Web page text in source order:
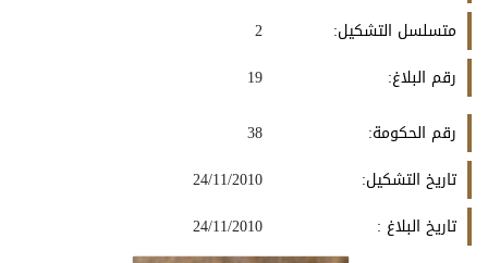
متسلسل التشكيل:
2
رقم البلاغ:
19
رقم الحكومة:
38
تاريخ التشكيل:
24/11/2010
تاريخ البلاغ :
24/11/2010